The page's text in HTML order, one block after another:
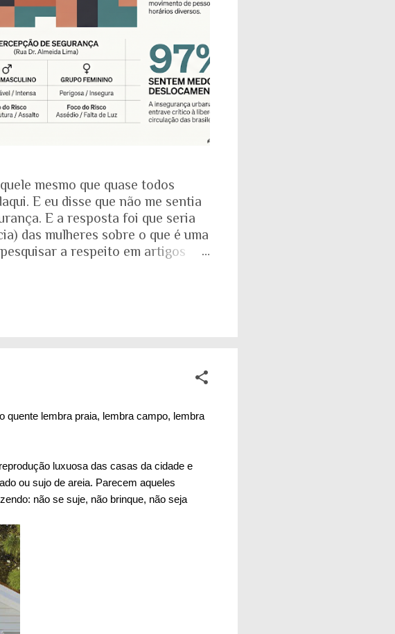
mesmo que quase todos
E eu disse que não me sentia
E a resposta foi que seria
das mulheres sobre o que é uma
a respeito em artigos
alarmante: que 97% das
quente lembra praia, lembra campo, lembra
luxuosa das casas da cidade e
ou sujo de areia. Parecem aqueles
não se suje, não brinque, não seja